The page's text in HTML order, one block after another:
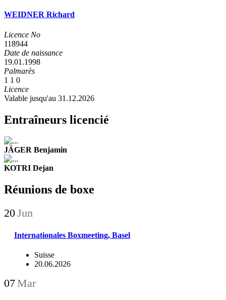
WEIDNER Richard
Licence No
118944
Date de naissance
19.01.1998
Palmarès
1 1 0
Licence
Valable jusqu'au 31.12.2026
Entraîneurs licencié
JÄGER Benjamin
KOTRI Dejan
Réunions de boxe
20Jun
Internationales Boxmeeting, Basel
Suisse
20.06.2026
07Mar